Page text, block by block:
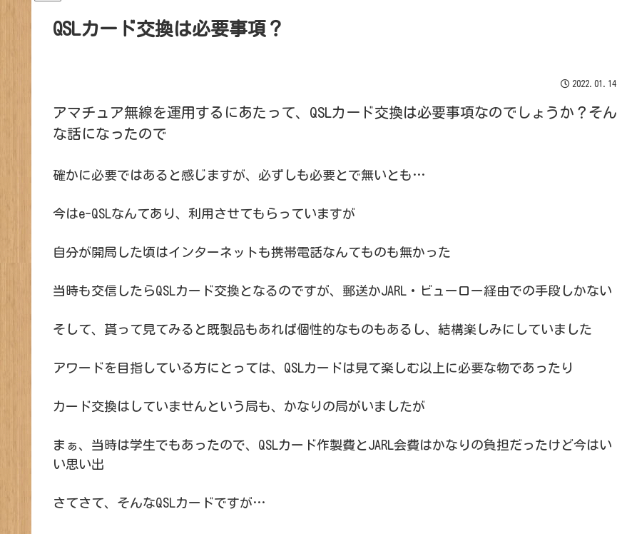
QSLカード交換は必要事項？
2022.01.14
アマチュア無線を運用するにあたって、QSLカード交換は必要事項なのでしょうか？そん
な話になったので
確かに必要ではあると感じますが、必ずしも必要とで無いとも…
今はe-QSLなんてあり、利用させてもらっていますが
自分が開局した頃はインターネットも携帯電話なんてものも無かった
当時も交信したらQSLカード交換となるのですが、郵送かJARL・ビューロー経由での手段しかない
そして、貰って見てみると既製品もあれば個性的なものもあるし、結構楽しみにしていました
アワードを目指している方にとっては、QSLカードは見て楽しむ以上に必要な物であったり
カード交換はしていませんという局も、かなりの局がいましたが
まぁ、当時は学生でもあったので、QSLカード作製費とJARL会費はかなりの負担だったけど今はい
い思い出
さてさて、そんなQSLカードですが…